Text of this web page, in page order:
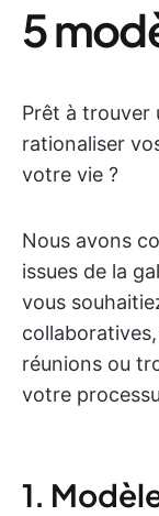
5
Prêt à trouver
rationaliser
votre vie ?
Nous avons
issues de la
vous
réunions ou
votre
1.